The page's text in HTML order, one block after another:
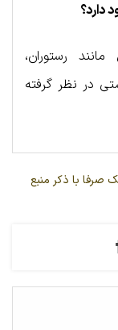
دارد؟
رستوران،
در نظر گرفته
صرفا با ذکر منبع